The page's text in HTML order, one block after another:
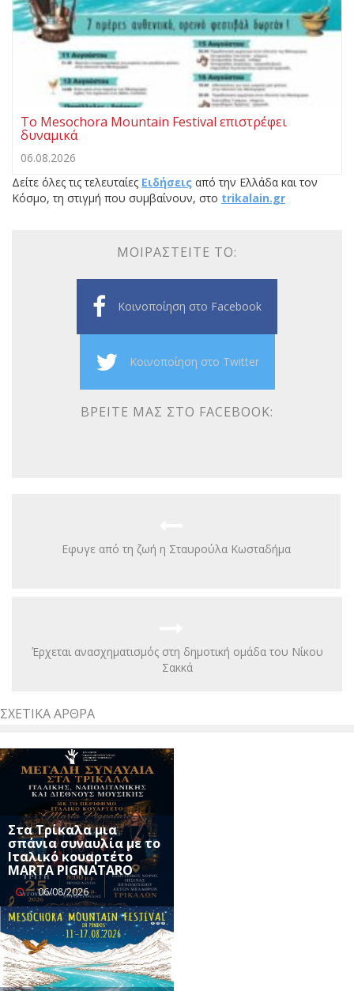
Το Mesochora Mountain Festival επιστρέφει
δυναμικά
06.08.2026
Δείτε όλες τις τελευταίες Ειδήσεις από την Ελλάδα και τον
Κόσμο, τη στιγμή που συμβαίνουν, στο trikalain.gr
ΜΟΙΡΑΣΤΕΊΤΕ ΤΟ:
Κοινοποίηση στο Facebook
Κοινοποίηση στο Twitter
ΒΡΕΊΤΕ ΜΑΣ ΣΤΟ FACEBOOK:
Eφυγε από τη ζωή η Σταυρούλα Κωσταδήμα
Έρχεται ανασχηματισμός στη δημοτική ομάδα του Νίκου
Σακκά
ΣΧΕΤΙΚΆ ΆΡΘΡΑ
Στα Τρίκαλα μια
σπάνια συναυλία με το
Ιταλικό κουαρτέτο
MARTA PIGNATARO
06/08/2026